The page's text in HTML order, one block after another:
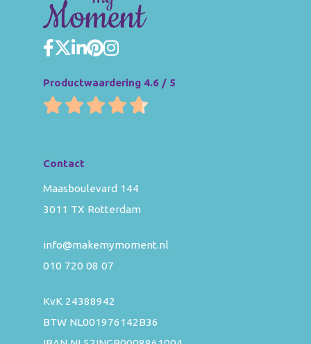
Productwaardering 4.6 / 5
Contact
Maasboulevard 144
3011 TX Rotterdam
info@makemymoment.nl
010 720 08 07
KvK 24388942
BTW NL001976142B36